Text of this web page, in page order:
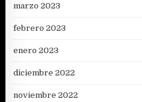
marzo 2023
febrero 2023
enero 2023
diciembre 2022
noviembre 2022